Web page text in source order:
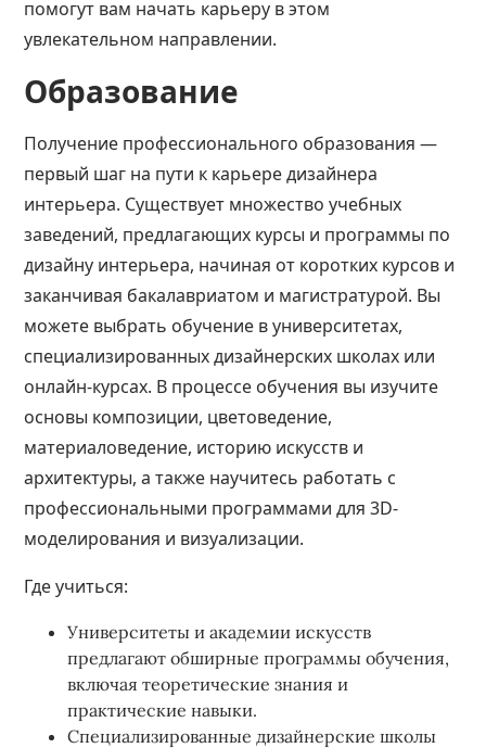
помогут вам начать карьеру в этом
увлекательном направлении.
Образование
Получение профессионального образования —
первый шаг на пути к карьере дизайнера
интерьера. Существует множество учебных
заведений, предлагающих курсы и программы по
дизайну интерьера, начиная от коротких курсов и
заканчивая бакалавриатом и магистратурой. Вы
можете выбрать обучение в университетах,
специализированных дизайнерских школах или
онлайн-курсах. В процессе обучения вы изучите
основы композиции, цветоведение,
материаловедение, историю искусств и
архитектуры, а также научитесь работать с
профессиональными программами для 3D-
моделирования и визуализации.
Где учиться:
Университеты и академии искусств
предлагают обширные программы обучения,
включая теоретические знания и
практические навыки.
Специализированные дизайнерские школы